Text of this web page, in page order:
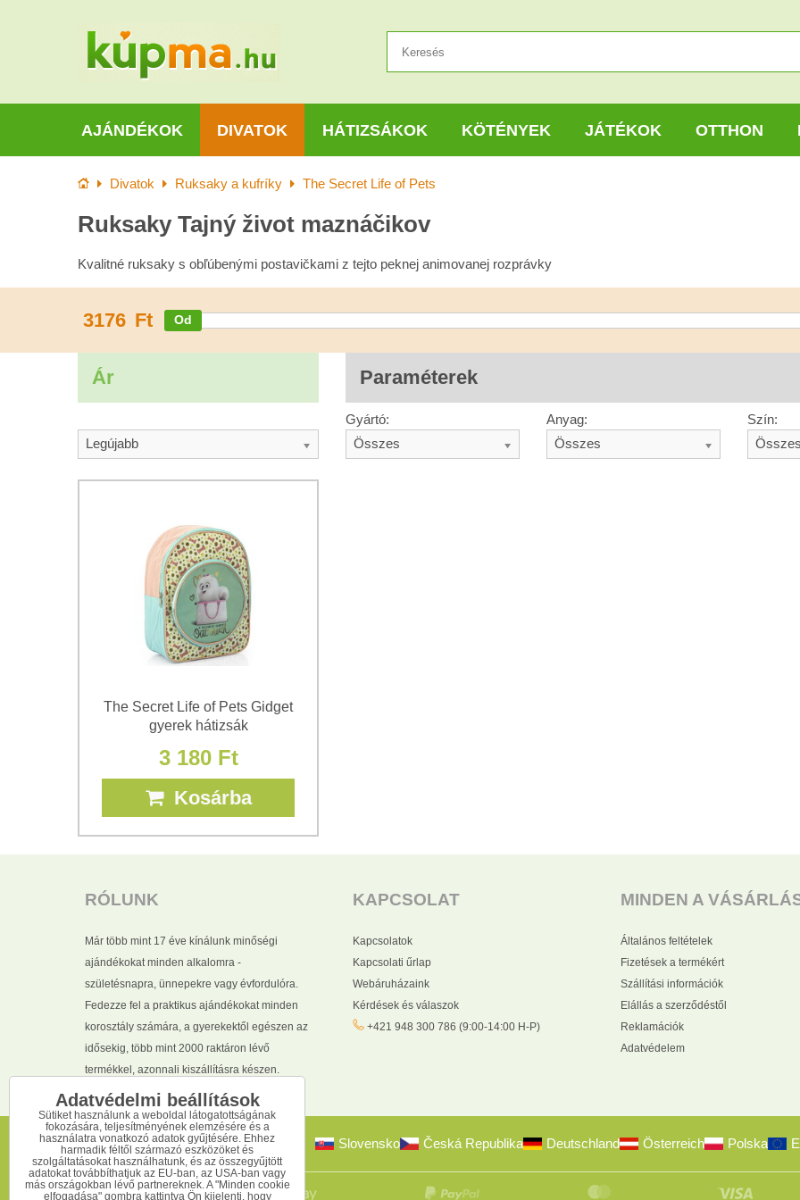
AJÁNDÉKOK DIVATOK HÁTIZSÁKOK KÖTÉNYEK JÁTÉKOK OTTHON
KezdőlapDivatok Ruksaky a kufríky The Secret Life of Pets
Ruksaky Tajný život maznáčikov
Kvalitné ruksaky s obľúbenými postavičkami z tejto peknej animovanej rozprávky
3176 Ft
Ár Paraméterek
Legújabb
Gyártó:
Összes
Anyag:
Összes
Szín:
Összes
The Secret Life of Pets Gidget
gyerek hátizsák
3 180 Ft
Kosárba
RÓLUNK
Már több mint 17 éve kínálunk minőségi
ajándékokat minden alkalomra -
születésnapra, ünnepekre vagy évfordulóra.
Fedezze fel a praktikus ajándékokat minden
korosztály számára, a gyerekektől egészen az
idősekig, több mint 2000 raktáron lévő
termékkel, azonnali kiszállításra készen.
KAPCSOLAT
Kapcsolatok
Kapcsolati űrlap
Webáruházaink
Kérdések és válaszok
+421 948 300 786 (9:00-14:00 H-P)
MINDEN A
Általános feltételek
Fizetések a termékért
Szállítási információk
Elállás a szerződéstől
Reklamációk
Adatvédelem
Slovensko Česká Republika Deutschland Österreich Polska
Adatvédelmi beállítások
Sütiket használunk a weboldal látogatottságának
fokozására, teljesítményének elemzésére és a
használatra vonatkozó adatok gyűjtésére. Ehhez
harmadik féltől származó eszközöket és
szolgáltatásokat használhatunk, és az összegyűjtött
adatokat továbbíthatjuk az EU-ban, az USA-ban vagy
más országokban lévő partnereknek. A "Minden cookie
elfogadása" gombra kattintva Ön kijelenti, hogy